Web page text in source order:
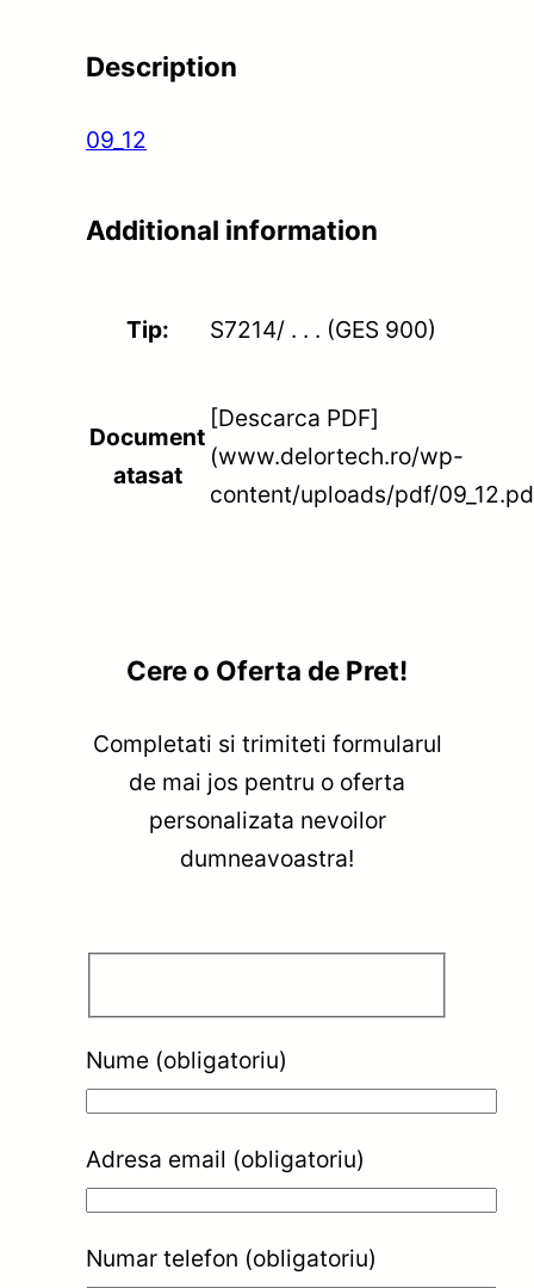
Description
09_12
Additional information
Tip: S7214/ . . . (GES 900)
Document
atasat
[Descarca PDF]
(www.delortech.ro/wp-
content/uploads/pdf/
Cere o Oferta de Pret!
Completati si trimiteti formularul
de mai jos pentru o oferta
personalizata nevoilor
dumneavoastra!
Nume (obligatoriu)
Adresa email (obligatoriu)
Numar telefon (obligatoriu)